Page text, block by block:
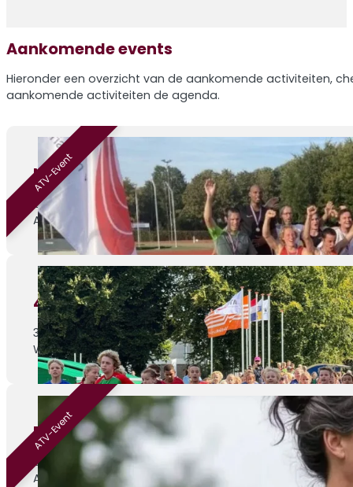
Aankomende events
Hieronder een overzicht van de aankomende activiteiten,
aankomende activiteiten de agenda.
Nazomermeerkamp – editie 4
29-08-2026
ATV Venray, Sportlaan 1
ATV-Event
4de Athletic Champs wedstrijd
30-08-2026
Weert, Parklaan 1c
Beginnen met hardlopen
01-09-2026
ATV Venray
ATV-Event